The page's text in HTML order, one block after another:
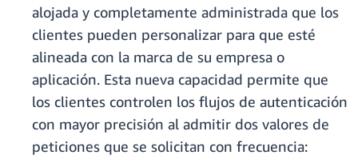
alojada y completamente administrada que los
clientes pueden personalizar para que esté
alineada con la marca de su empresa o
aplicación. Esta nueva capacidad permite que
los clientes controlen los flujos de autenticación
con mayor precisión al admitir dos valores de
peticiones que se solicitan con frecuencia: